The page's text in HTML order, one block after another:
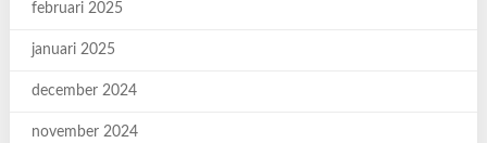
februari 2025
januari 2025
december 2024
november 2024